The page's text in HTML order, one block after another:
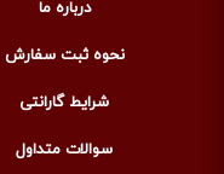
درباره ما
نحوه ثبت سفارش
شرایط گارانتی
سوالات متداول